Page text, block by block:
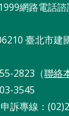
網路電話諮
臺北市建
2823（聯絡
3545
訴專線：